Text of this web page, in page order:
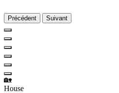
Précédent Suivant
🏡
House